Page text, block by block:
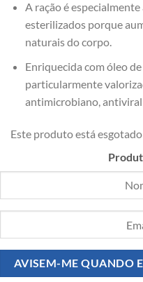
A ração é
esterilizados porque
naturais do corpo.
Enriquecida com óleo
particularmente
antimicrobiano,
Este produto está